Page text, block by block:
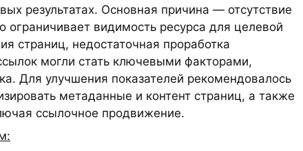
результатах. Основная причина — отсутствие
видимость ресурса для целевой
страниц, недостаточная проработка
могли стать ключевыми факторами,
Для улучшения показателей рекомендовалось
метаданные и контент страниц, а также
ссылочное продвижение.